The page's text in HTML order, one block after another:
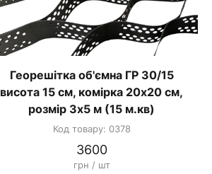
Георешітка об'ємна ГР 30/15
висота 15 см, комірка 20х20 см,
розмір 3х5 м (15 м.кв)
Код товару: 0378
3600
грн / шт